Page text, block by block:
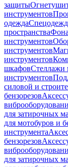
защиты
инструментов
одежда
пространства
инструментов
инструментов
инструментов
шкафовСтеллажи
инструментов
силовой и
бензорезов
для затирочных
для мотобуров и
инструмента
бензорезов
для затирочных